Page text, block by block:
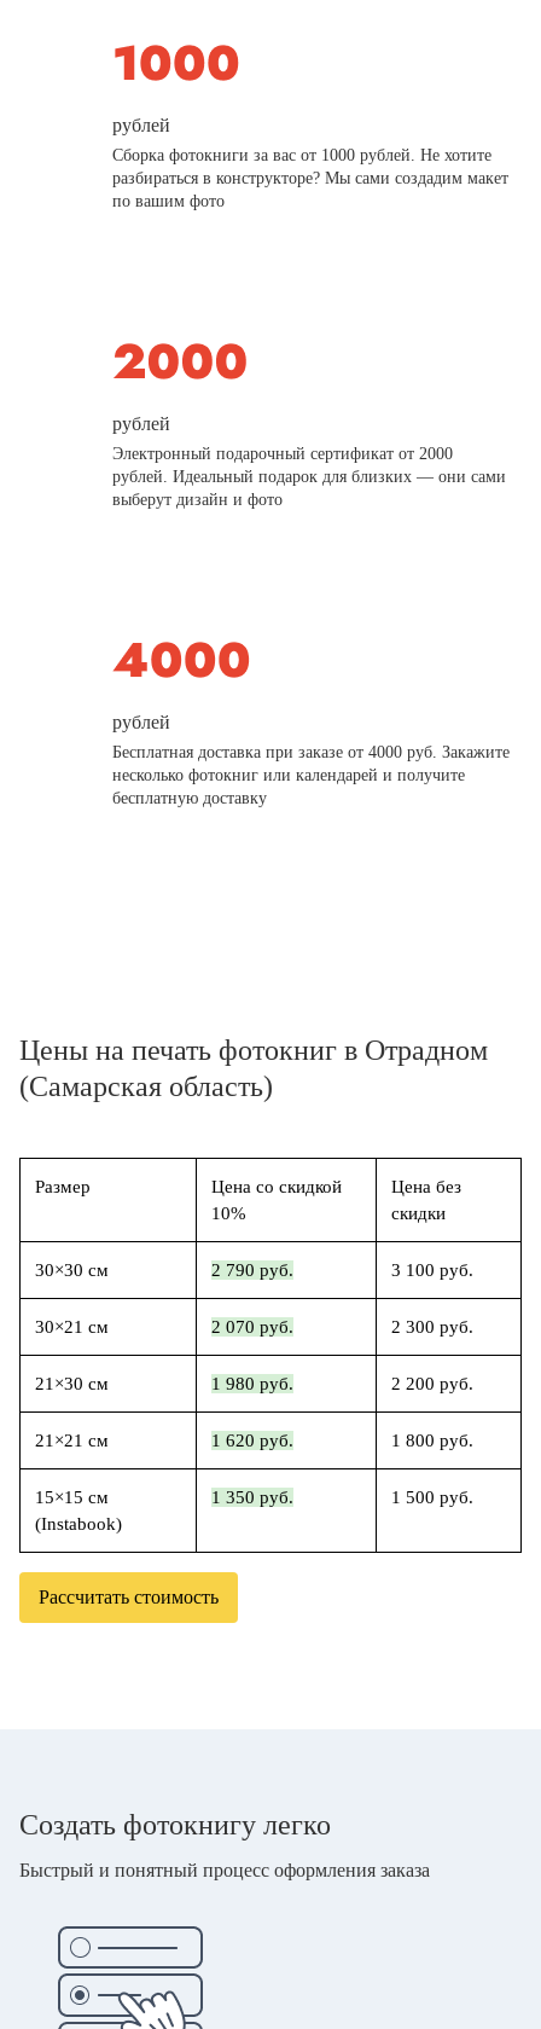
рублей
Сборка фотокниги за вас от 1000 рублей. Не хотите
разбираться в конструкторе? Мы сами создадим макет
по вашим фото
рублей
Электронный подарочный сертификат от 2000
рублей. Идеальный подарок для близких — они сами
выберут дизайн и фото
рублей
Бесплатная доставка при заказе от 4000 руб. Закажите
несколько фотокниг или календарей и получите
бесплатную доставку
Цены на печать фотокниг в Отрадном
(Самарская область)
Размер
Цена со скидкой
10%
Цена без
скидки
30×30 см 2 790 руб. 3 100 руб.
30×21 см 2 070 руб. 2 300 руб.
21×30 см 1 980 руб. 2 200 руб.
21×21 см 1 620 руб. 1 800 руб.
15×15 см
(Instabook)
1 350 руб. 1 500 руб.
Рассчитать стоимость
Создать фотокнигу легко
Быстрый и понятный процесс оформления заказа